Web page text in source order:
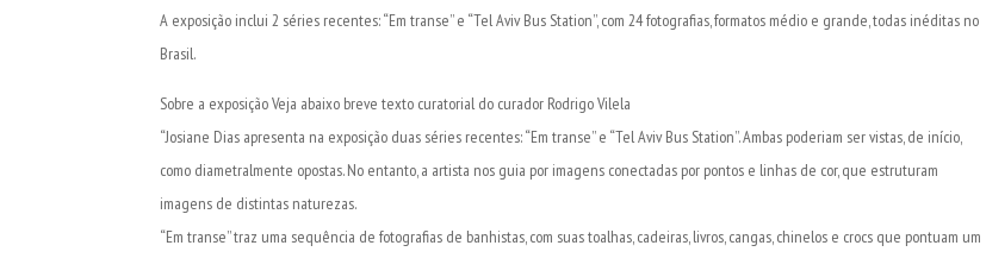
A exposição inclui 2 séries recentes: “Em transe” e “Tel Aviv Bus Station”, com 24 fotografias, formatos médio e grande, todas inéditas no
Brasil.
Sobre a exposição Veja abaixo breve texto curatorial do curador Rodrigo Vilela
“Josiane Dias apresenta na exposição duas séries recentes: “Em transe” e “Tel Aviv Bus Station”. Ambas poderiam ser vistas, de início,
como diametralmente opostas. No entanto, a artista nos guia por imagens conectadas por pontos e linhas de cor, que estruturam
imagens de distintas naturezas.
“Em transe” traz uma sequência de fotografias de banhistas, com suas toalhas, cadeiras, livros, cangas, chinelos e crocs que pontuam um